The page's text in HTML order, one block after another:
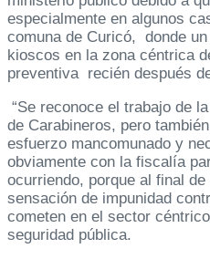
especialmente en algunos
comuna de Curicó, donde
kioscos en la zona céntrica
preventiva recién después
“Se reconoce el trabajo de
de Carabineros, pero
esfuerzo mancomunado y
obviamente con la fiscalía
ocurriendo, porque al final
sensación de impunidad
cometen en el sector
seguridad pública.